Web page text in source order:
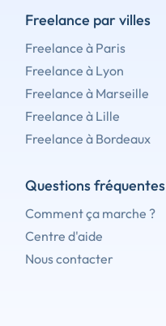
Freelance par villes
Freelance à Paris
Freelance à Lyon
Freelance à Marseille
Freelance à Lille
Freelance à Bordeaux
Questions fréquentes
Comment ça marche ?
Centre d'aide
Nous contacter